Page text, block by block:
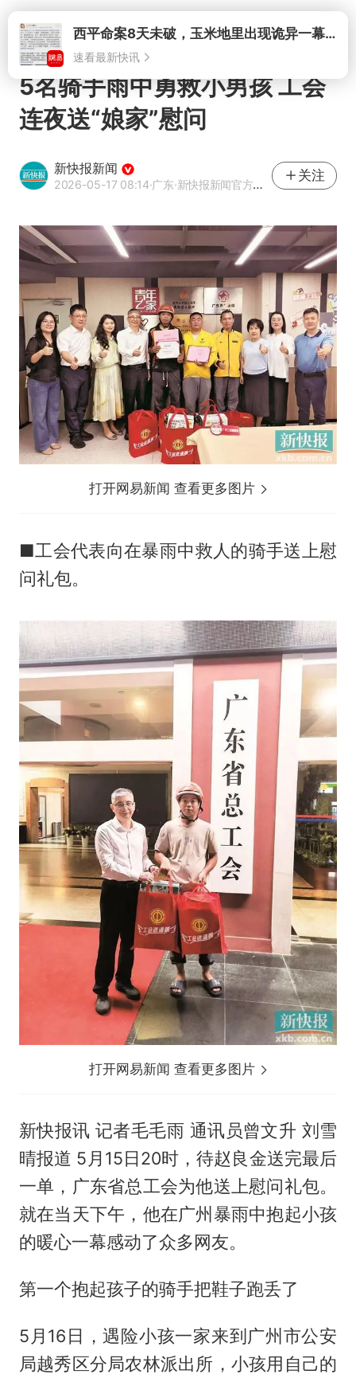
打开西平命案8天未破，玉米地里出现诡异一幕，我突然想起了欧金中
速看最新快讯
5名骑手雨中勇救小男孩 工会
连夜送“娘家”慰问
新快报新闻
2026-05-17 08:14·广东·新快报新闻官方网易号
关注
打开网易新闻 查看更多图片
■工会代表向在暴雨中救人的骑手送上慰
问礼包。
打开网易新闻 查看更多图片
新快报讯 记者毛毛雨 通讯员曾文升 刘雪
晴报道 5月15日20时，待赵良金送完最后
一单，广东省总工会为他送上慰问礼包。
就在当天下午，他在广州暴雨中抱起小孩
的暖心一幕感动了众多网友。
第一个抱起孩子的骑手把鞋子跑丢了
5月16日，遇险小孩一家来到广州市公安
局越秀区分局农林派出所，小孩用自己的